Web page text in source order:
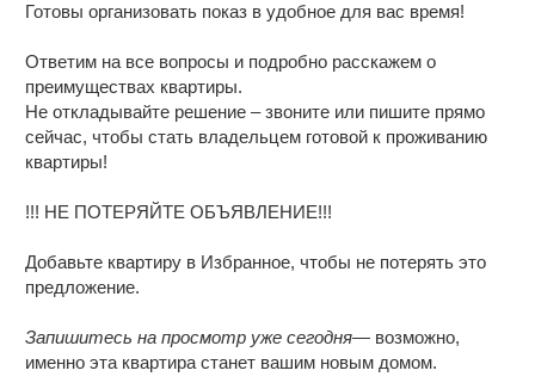
Готовы организовать показ в удобное для вас время!
Ответим на все вопросы и подробно расскажем о
преимуществах квартиры.
Не откладывайте решение – звоните или пишите прямо
сейчас, чтобы стать владельцем готовой к проживанию
квартиры!
!!! НЕ ПОТЕРЯЙТЕ ОБЪЯВЛЕНИЕ!!!
Добавьте квартиру в Избранное, чтобы не потерять это
предложение.
Запишитесь на просмотр уже сегодня— возможно,
именно эта квартира станет вашим новым домом.